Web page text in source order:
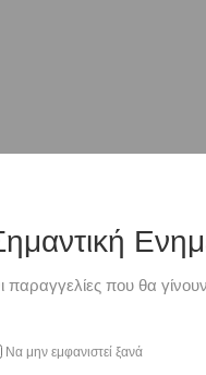
-
παραγγελίες που θα
Να μην εμφανιστεί ξανά